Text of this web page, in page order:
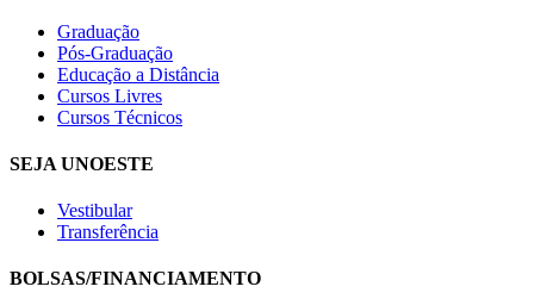
Graduação
Pós-Graduação
Educação a Distância
Cursos Livres
Cursos Técnicos
SEJA UNOESTE
Vestibular
Transferência
BOLSAS/FINANCIAMENTO